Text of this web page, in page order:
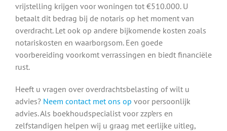
vrijstelling krijgen voor woningen tot €510.000. U
betaalt dit bedrag bij de notaris op het moment van
overdracht. Let ook op andere bijkomende kosten zoals
notariskosten en waarborgsom. Een goede
voorbereiding voorkomt verrassingen en biedt financiële
rust.
Heeft u vragen over overdrachtsbelasting of wilt u
advies? Neem contact met ons op voor persoonlijk
advies. Als boekhoudspecialist voor zzp’ers en
zelfstandigen helpen wij u graag met eerlijke uitleg,